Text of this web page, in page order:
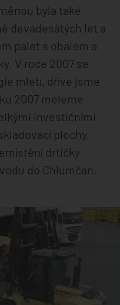
byla také
devadesátých let a
palet s obalem a
V roce 2007 se
mletí, dříve jsme
2007 meleme
investičními
plochy,
drtičky
do Chlumčan.